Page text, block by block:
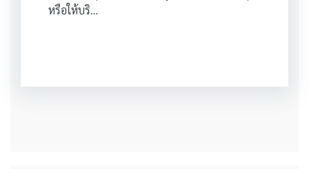
หรือให้บริ…